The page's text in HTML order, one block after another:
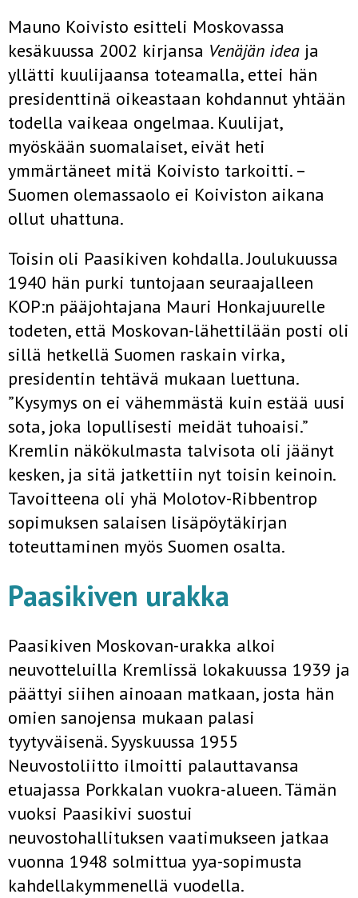
Mauno Koivisto esitteli Moskovassa
kesäkuussa 2002 kirjansa Venäjän idea ja
yllätti kuulijaansa toteamalla, ettei hän
presidenttinä oikeastaan kohdannut yhtään
todella vaikeaa ongelmaa. Kuulijat,
myöskään suomalaiset, eivät heti
ymmärtäneet mitä Koivisto tarkoitti. –
Suomen olemassaolo ei Koiviston aikana
ollut uhattuna.
Toisin oli Paasikiven kohdalla. Joulukuussa
1940 hän purki tuntojaan seuraajalleen
KOP:n pääjohtajana Mauri Honkajuurelle
todeten, että Moskovan-lähettilään posti oli
sillä hetkellä Suomen raskain virka,
presidentin tehtävä mukaan luettuna.
”Kysymys on ei vähemmästä kuin estää uusi
sota, joka lopullisesti meidät tuhoaisi.”
Kremlin näkökulmasta talvisota oli jäänyt
kesken, ja sitä jatkettiin nyt toisin keinoin.
Tavoitteena oli yhä Molotov-Ribbentrop
sopimuksen salaisen lisäpöytäkirjan
toteuttaminen myös Suomen osalta.
Paasikiven urakka
Paasikiven Moskovan-urakka alkoi
neuvotteluilla Kremlissä lokakuussa 1939 ja
päättyi siihen ainoaan matkaan, josta hän
omien sanojensa mukaan palasi
tyytyväisenä. Syyskuussa 1955
Neuvostoliitto ilmoitti palauttavansa
etuajassa Porkkalan vuokra-alueen. Tämän
vuoksi Paasikivi suostui
neuvostohallituksen vaatimukseen jatkaa
vuonna 1948 solmittua yya-sopimusta
kahdellakymmenellä vuodella.